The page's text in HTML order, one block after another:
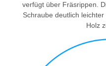
verfügt über Fräsrippen.
Schraube deutlich
Holz